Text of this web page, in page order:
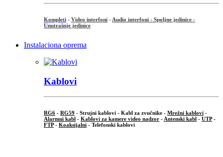
Kompleti - Video interfoni - Audio interfoni - Spoljne jedinice -
Unutrašnje jedinice
Instalaciona oprema
Kablovi
RG6 - RG59 - Strujni kablovi - Kabl za zvučnike - Mrežni kablovi -
Alarmni kabl - Kablovi za kamere video nadzor - Antenski kabl - UTP-
FTP- Koaksijalni - Telefonski kablovi